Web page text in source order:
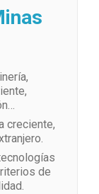
creciente,
de